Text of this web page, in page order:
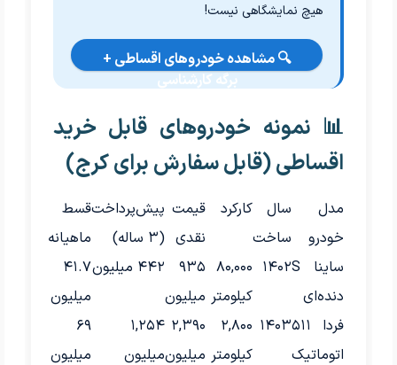
هیچ نمایشگاهی نیست!
🔍 مشاهده خودروهای اقساطی +
برگه کارشناسی
📊 نمونه خودروهای قابل خرید
اقساطی (قابل سفارش برای کرج)
مدل
خودرو
سال
ساخت
کارکرد
قیمت
نقدی
پیش‌پرداخت
(۳ ساله)
قسط
ماهیانه
ساینا S
دنده‌ای
۱۴۰۲ ۸۰,۰۰۰
کیلومتر
۹۳۵
میلیون
۴۴۲ میلیون
۴۱.۷
میلیون
فردا ۵۱۱
اتوماتیک
۱۴۰۳ ۲,۸۰۰
کیلومتر
۲,۳۹۰
میلیون
۱,۲۵۴
میلیون
۶۹
میلیون